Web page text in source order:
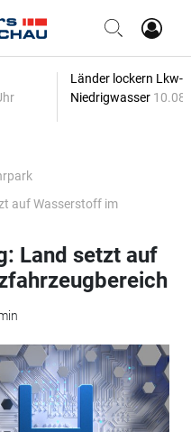
Länder lockern Lkw-
Niedrigwasser
auf Wasserstoff im
Land setzt auf